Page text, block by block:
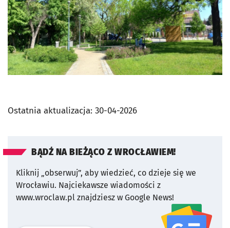
Ostatnia aktualizacja: 30-04-2026
BĄDŹ NA BIEŻĄCO Z WROCŁAWIEM!
Kliknij „obserwuj”, aby wiedzieć, co dzieje się we
Wrocławiu. Najciekawsze wiadomości z
www.wroclaw.pl znajdziesz w Google News!